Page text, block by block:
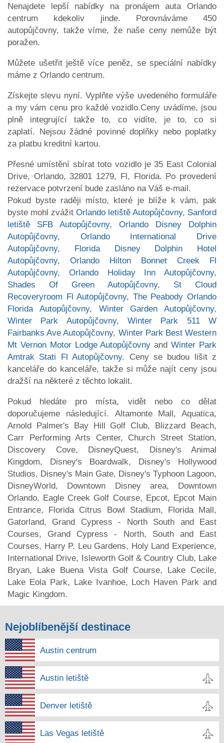
Nenajdete lepší nabídky na pronájem auta Orlando
centrum kdekoliv jinde. Porovnáváme 450
autopůjčovny, takže víme, že naše ceny nemůže být
poražen.
Můžete ušetřit ještě více peněz, se speciální nabídky
máme z Orlando centrum.
Získejte slevu nyní. Vyplňte výše uvedeného formuláře
a my vám cenu pro každé vozidlo.Ceny uvádíme, jsou
plně integrující takže to, co vidíte, je to, co si
zaplatí. Nejsou žádné povinné doplňky nebo poplatky
za platbu kreditní kartou.
Přesné umístění sbírat toto vozidlo je 35 East Colonial
Drive, Orlando, 32801 1279, Fl, Florida. Po provedení
rezervace potvrzení bude zasláno na Váš e-mail.
Pokud byste raději místo, které je blíže k vám, pak
byste mohl zvážit Orlando letiště Autopůjčovny, Sanford
letiště SFB Autopůjčovny, Orlando Disney Dolphin
Autopůjčovny, Orlando International Drive
Autopůjčovny, Florida Disney Dolphin Hotel
Autopůjčovny, Orlando Hilton Bonnet Creek Fl
Autopůjčovny, Orlando Holiday Inn Autopůjčovny,
Shades Of Green Autopůjčovny, St Cloud
Recoveryroom Fl Autopůjčovny, The Peabody Orlando
Florida Autopůjčovny, Winter Garden Autopůjčovny,
Winter Park Autopůjčovny,Winter Park 511 W
Fairbanks Ave Autopůjčovny, Winter Park Best Western
Mt Vernon Motor Lodge Autopůjčovny andWinter Park
Amtrak Stati Fl Autopůjčovny. Ceny se budou lišit z
kanceláře do kanceláře, takže si může najít ceny jsou
dražší na některé z těchto lokalit.
Pokud hledáte pro místa, vidět nebo co dělat
doporučujeme následující. Altamonte Mall, Aquatica,
Arnold Palmer's Bay Hill Golf Club, Blizzard Beach,
Carr Performing Arts Center, Church Street Station,
Discovery Cove, DisneyQuest, Disney's Animal
Kingdom, Disney's Boardwalk, Disney's Hollywood
Studios, Disney's Main Gate, Disney's Typhoon Lagoon,
DisneyWorld, Downtown Disney area, Downtown
Orlando, Eagle Creek Golf Course, Epcot, Epcot Main
Entrance, Florida Citrus Bowl Stadium, Florida Mall,
Gatorland, Grand Cypress - North South and East
Courses, Grand Cypress - North, South and East
Courses, Harry P. Leu Gardens, Holy Land Experience,
International Drive, Isleworth Golf & Country Club, Lake
Bryan, Lake Buena Vista Golf Course, Lake Cecile,
Lake Eola Park, Lake Ivanhoe, Loch Haven Park and
Magic Kingdom.
Nejoblíbenější destinace
Austin centrum
Austin letiště
Denver letiště
Las Vegas letiště